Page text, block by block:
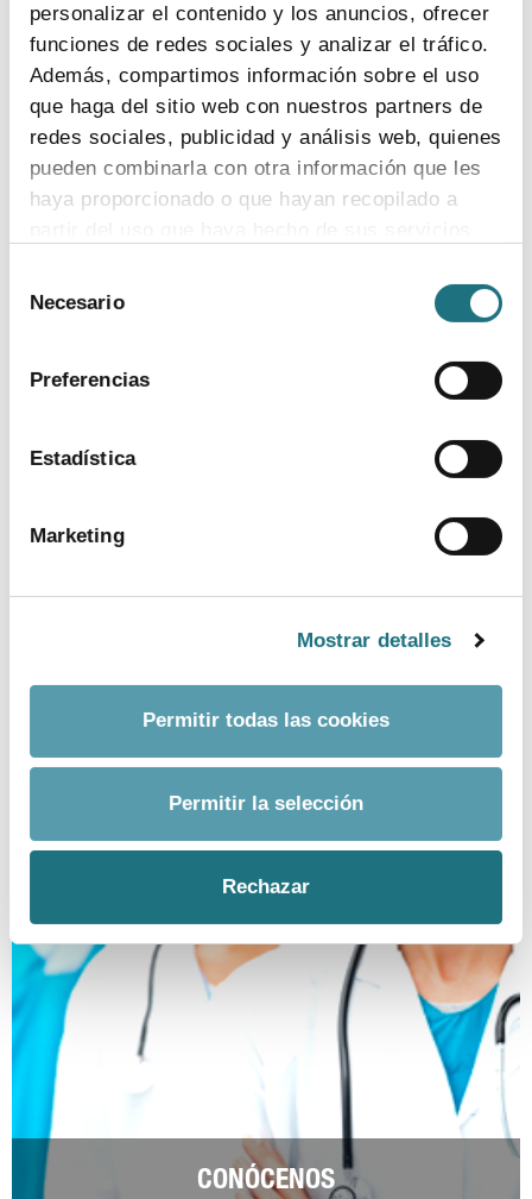
personalizar el contenido y los anuncios, ofrecer
funciones de redes sociales y analizar el tráfico.
Además, compartimos información sobre el uso
que haga del sitio web con nuestros partners de
redes sociales, publicidad y análisis web, quienes
pueden combinarla con otra información que les
haya proporcionado o que hayan recopilado a
Para más información puede acceder a nuestra
Necesario
Preferencias
Estadística
Marketing
Mostrar detalles
Permitir todas las cookies
Permitir la selección
Rechazar
Encuesta de empleo en la industria
farmacéutica (2023)
ver más
prensa@farmaindustria.es
CONÓCENOS